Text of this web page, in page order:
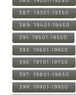
387: 19301-19350
389: 19401-19450
391: 19501-19550
393: 19601-19650
395: 19701-19750
397: 19801-19850
399: 19901-19950